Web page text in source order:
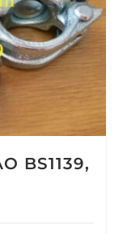
BS1139,